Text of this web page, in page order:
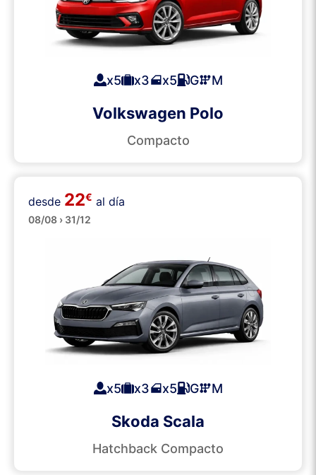
x5 x3 x5 G M
Volkswagen Polo
Compacto
Medianos
desde 22€ al día
08/08 › 31/12
x5 x3 x5 G M
Skoda Scala
Hatchback Compacto